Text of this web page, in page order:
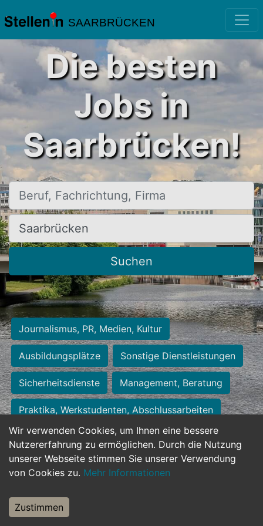
SAARBRÜCKEN
Wir verwenden Cookies, um Ihnen eine bessere
Nutzererfahrung zu ermöglichen. Durch die Nutzung
unserer Webseite stimmen Sie unserer Verwendung
von Cookies zu. Mehr Informationen
Zustimmen
Die besten
Jobs in
Saarbrücken!
Beruf, Fachrichtung, Firma
Ort, Stadt
Suchen
Journalismus, PR, Medien, Kultur
Ausbildungsplätze Sonstige Dienstleistungen
Sicherheitsdienste Management, Beratung
Praktika, Werkstudenten, Abschlussarbeiten
Personalwesen Assistenz, Sekretariat
Hilfskräfte, Aushilfs- und Nebenjobs
Weiterbildung, Studium, duale Ausbildung